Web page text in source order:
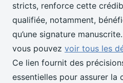
stricts, renforce cette
qualifiée, notamment,
qu’une signature
vous pouvez voir tous les
Ce lien fournit des
essentielles pour assurer la